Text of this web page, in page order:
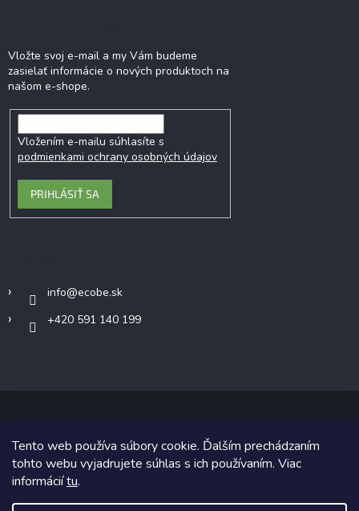
Tento web používa súbory cookie. Ďalším prechádzaním
tohto webu vyjadrujete súhlas s ich používaním. Viac
informáciítu.
Vložte svoj e-mail a my Vám budeme
zasielať informácie o nových produktoch na
našom e-shope.
Vložením e-mailu súhlasíte s
podmienkami ochrany osobných údajov
PRIHLÁSIŤ SA
info@ecobe.sk
+420 591 140 199
Copyright 2026Ecobe.sk. Všetky práva vyhradené.
Grafický návrh vytvoril a na Shoptet implementoval
Shoptetak.cz.